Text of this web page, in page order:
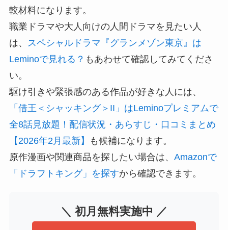
較材料になります。
職業ドラマや大人向けの人間ドラマを見たい人
は、 スペシャルドラマ『グランメゾン東京』は
Leminoで見れる？ もあわせて確認してみてくださ
い。
駆け引きや緊張感のある作品が好きな人には、
「借王＜シャッキング＞II」はLeminoプレミアムで
全8話見放題！配信状況・あらすじ・口コミまとめ
【2026年2月最新】
も候補になります。
原作漫画や関連商品を探したい場合は、 Amazonで
「ドラフトキング」を探すから確認できます。
＼ 初月無料実施中 ／